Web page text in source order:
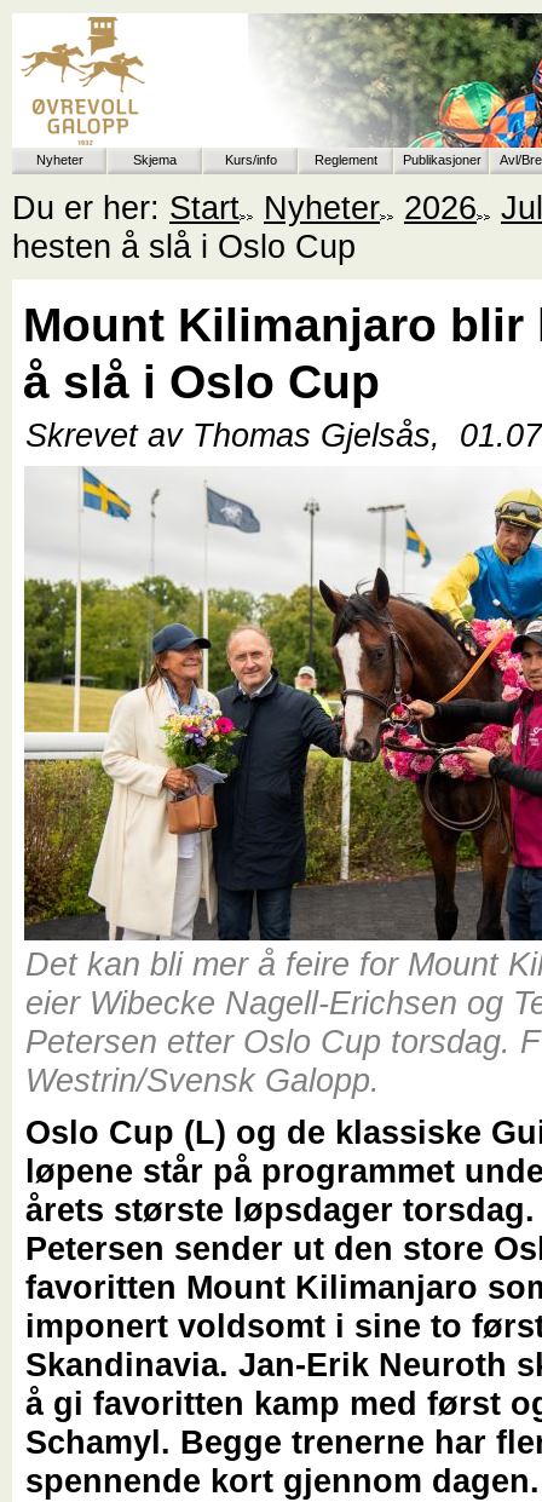
Nyheter Skjema Kurs/info Reglement Publikasjoner Avl/
Du er her: Start Nyheter 2026
hesten å slå i Oslo Cup
Mount Kilimanjaro blir
å slå i Oslo Cup
Skrevet av Thomas Gjelsås,
Det kan bli mer å feire for Mount
eier Wibecke Nagell-Erichsen og
Petersen etter Oslo Cup torsdag.
Westrin/Svensk Galopp.
Oslo Cup (L) og de klassiske
løpene står på programmet
årets største løpsdager
Petersen sender ut den store
favoritten Mount Kilimanjaro
imponert voldsomt i sine to
Skandinavia. Jan-Erik Neuroth
å gi favoritten kamp med først
Schamyl. Begge trenerne har
spennende kort gjennom dagen.